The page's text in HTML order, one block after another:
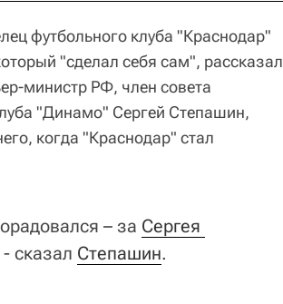
футбольного клуба "Краснодар"
"сделал себя сам", рассказал
министр РФ, член совета
"Динамо" Сергей Степашин,
когда "Краснодар" стал
– за Сергея
сказал Степашин.